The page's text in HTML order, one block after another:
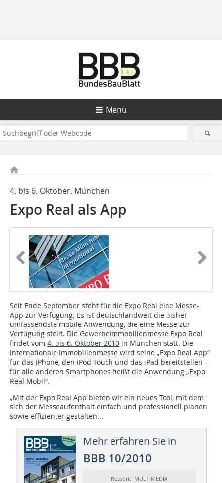
Menü
4. bis 6. Oktober, München
Expo Real als App
Seit Ende September steht für die Expo Real eine Messe-
App zur Verfügung. Es ist deutschlandweit die bisher
umfassendste mobile Anwendung, die eine Messe zur
Verfügung stellt. Die Gewerbeimmobilienmesse Expo Real
findet vom 4. bis 6. Oktober 2010 in München statt. Die
internationale Immobilienmesse wird seine „Expo Real App“
für das iPhone, den iPod-Touch und das iPad bereitstellen –
für alle anderen Smartphones heißt die Anwendung „Expo
Real Mobil“.
„Mit der Expo Real App bieten wir ein neues Tool, mit dem
sich der Messeaufenthalt einfach und professionell planen
sowie effizienter gestalten...
Mehr erfahren Sie in
BBB 10/2010
Ressort: MULTIMEDIA